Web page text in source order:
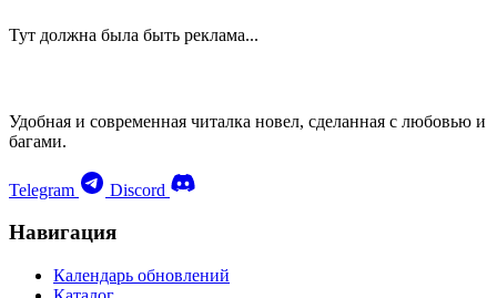
Тут должна была быть реклама...
Удобная и современная читалка новел, сделанная с любовью и
багами.
Telegram Discord
Навигация
Календарь обновлений